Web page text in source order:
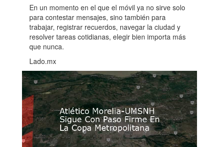
En un momento en el que el móvil ya no sirve solo
para contestar mensajes, sino también para
trabajar, registrar recuerdos, navegar la ciudad y
resolver tareas cotidianas, elegir bien importa más
que nunca.
Lado.mx